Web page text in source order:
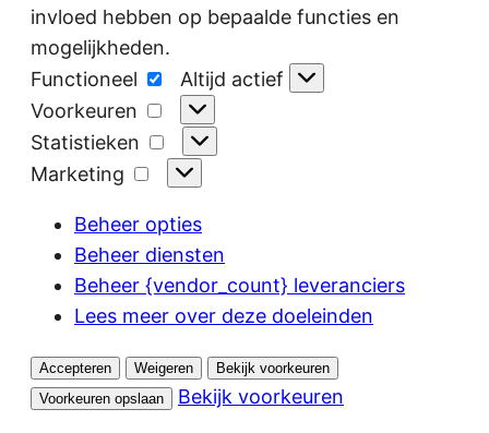
invloed hebben op bepaalde functies en
mogelijkheden.
Functioneel
Functioneel
Altijd actief
Voorkeuren
Voorkeuren
Statistieken
Statistieken
Marketing
Marketing
Beheer opties
Beheer diensten
Beheer {vendor_count} leveranciers
Lees meer over deze doeleinden
Accepteren Weigeren
Bekijk voorkeuren
Voorkeuren opslaan
Bekijk voorkeuren